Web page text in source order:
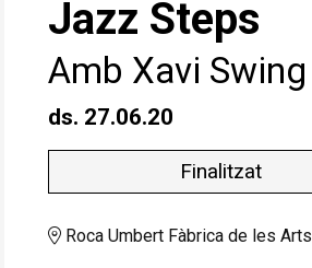
Jazz Steps
Amb Xavi Swing
ds. 27.06.20
Finalitzat
Roca Umbert Fàbrica de les Arts